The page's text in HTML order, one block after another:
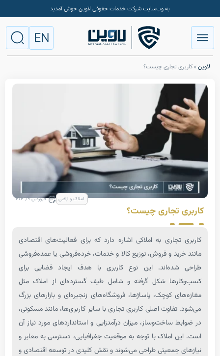
به وب‌سایت شرکت خدمات حقوقی لاوین خوش آمدید
تجاری چیست؟
املاک و اراضی فروردین ۱۹, ۱۴۰۴
تجاری چیست؟
تجاری به املاکی اشاره دارد که برای فعالیت‌های اقتصادی
و فروش، توزیع کالا و خدمات، خرده‌فروشی یا عمده‌فروشی
شده‌اند. این نوع کاربری با هدف ایجاد فضایی برای
شکل گرفته و شامل طیف گسترده‌ای از املاک مثل
کوچک، پاساژها، فروشگاه‌های زنجیره‌ای و بازارهای بزرگ
اصلی کاربری تجاری با سایر کاربری‌ها، مانند مسکونی،
ساخت‌وساز، میزان درآمدزایی و استانداردهای مورد نیاز آن
املاک با توجه به موقعیت جغرافیایی، دسترسی به معابر و
جمعیتی طراحی می‌شوند و نقش کلیدی در توسعه اقتصادی و